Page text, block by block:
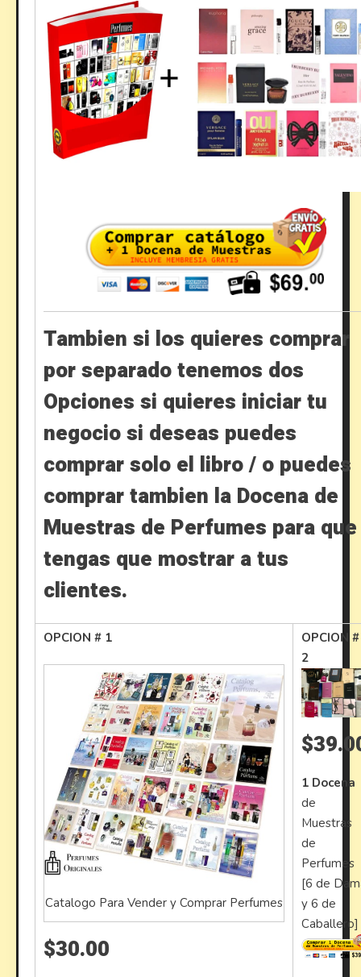
Tambien si los quieres comprar
por separado tenemos dos
Opciones si quieres iniciar tu
negocio si deseas puedes
comprar solo el libro / o puedes
comprar tambien la Docena de
Muestras de Perfumes para que
tengas que mostrar a tus
clientes.
OPCION # 1
Catalogo Para Vender y Comprar Perfumes
$30.00
OPCION #
2
1 Docena
de
Muestras
de
Perfumes
[6 de
y 6 de
Caballero]